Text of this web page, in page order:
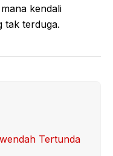
kendali
tak terduga.
Tertunda